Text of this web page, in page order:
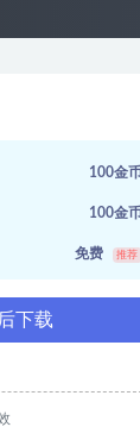
100金
100金
免费 推荐
下载